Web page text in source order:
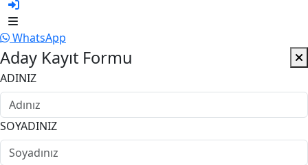
WhatsApp
Aday Kayıt Formu
ADINIZ
SOYADINIZ